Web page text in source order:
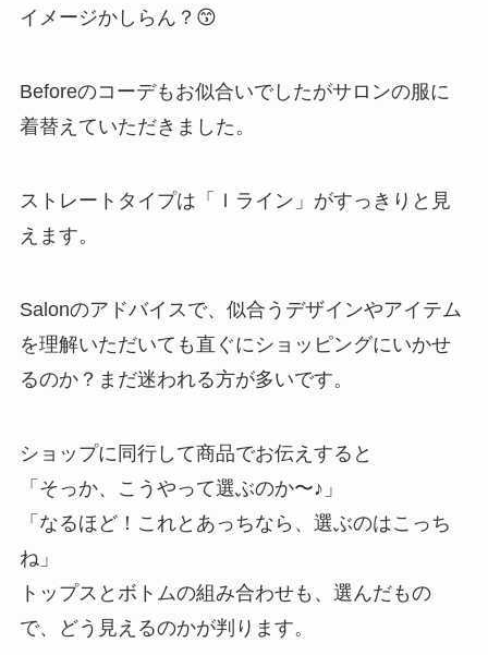
イメージかしらん？😙
Beforeのコーデもお似合いでしたが サロンの服に
着替えていただきました。
ストレートタイプは「Ｉライン」がすっきりと見
えます。
Salonのアドバイスで、似合うデザインやアイテム
を理解いただいても 直ぐにショッピングにいかせ
るのか？ まだ迷われる方が多いです。
ショップに同行して商品でお伝えすると
「そっか、こうやって選ぶのか〜♪」
「なるほど！これとあっちなら、選ぶのはこっち
ね」
トップスとボトムの組み合わせも、選んだもの
で、どう見えるのかが判ります。